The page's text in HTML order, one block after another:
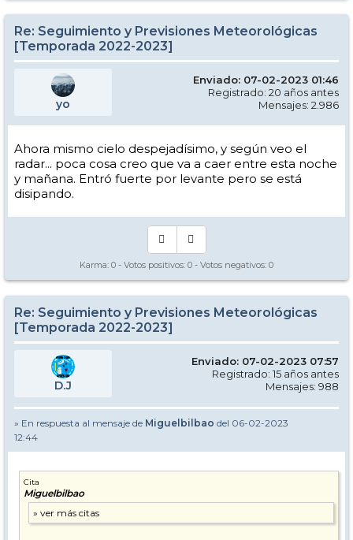
Re: Seguimiento y Previsiones Meteorológicas
[Temporada 2022-2023]
yo
Enviado: 07-02-2023 01:46
Registrado: 20 años antes
Mensajes: 2.986
Ahora mismo cielo despejadísimo, y según veo el
radar... poca cosa creo que va a caer entre esta noche
y mañana. Entró fuerte por levante pero se está
disipando.
Karma: 0 - Votos positivos: 0 - Votos negativos: 0
Re: Seguimiento y Previsiones Meteorológicas
[Temporada 2022-2023]
D.J
Enviado: 07-02-2023 07:57
Registrado: 15 años antes
Mensajes: 988
» En respuesta al mensaje de Miguelbilbao del 06-02-2023
12:44
Cita
Miguelbilbao